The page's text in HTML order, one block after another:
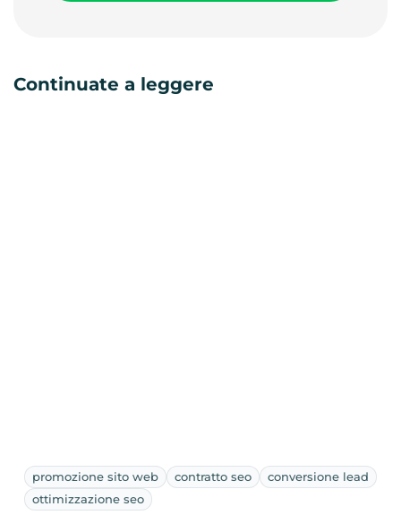
Continuate a leggere
promozione sito web contratto seo
conversione lead
ottimizzazione seo